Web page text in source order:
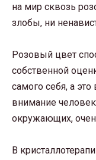
на мир сквозь
злобы, ни
Розовый цвет
собственной
самого себя, а
внимание
окружающих,
В